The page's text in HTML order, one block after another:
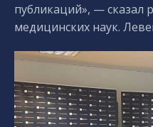
публикаций», — сказал
медицинских наук.